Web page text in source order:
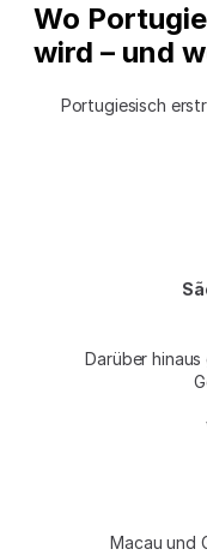
Wo
wird – und
Portugiesisch
Darüber
Macau und